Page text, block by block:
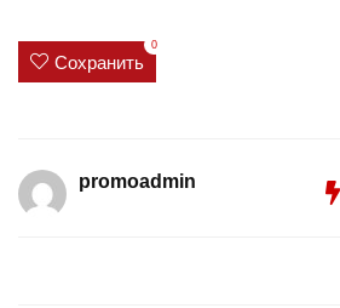
Сохранить
0
promoadmin